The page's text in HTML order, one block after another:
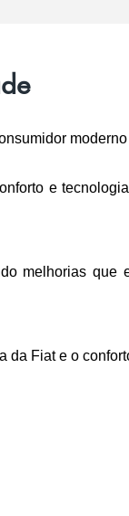
e
melhorias que
da Fiat e o